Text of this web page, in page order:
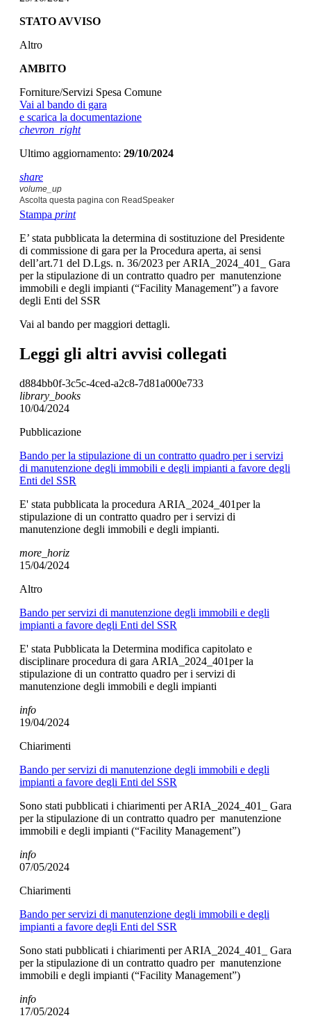
STATO AVVISO
Altro
AMBITO
Forniture/Servizi Spesa Comune
Vai al bando di gara
e scarica la documentazione
chevron_right
Ultimo aggiornamento: 29/10/2024
share
volume_up
Ascolta questa pagina con ReadSpeaker
Stampa print
E’ stata pubblicata la determina di sostituzione del Presidente
di commissione di gara per la Procedura aperta, ai sensi
dell’art.71 del D.Lgs. n. 36/2023 per ARIA_2024_401_ Gara
per la stipulazione di un contratto quadro per manutenzione
immobili e degli impianti (“Facility Management”) a favore
degli Enti del SSR
Vai al bando per maggiori dettagli.
Leggi gli altri avvisi collegati
d884bb0f-3c5c-4ced-a2c8-7d81a000e733
library_books
10/04/2024
Pubblicazione
Bando per la stipulazione di un contratto quadro per i servizi
di manutenzione degli immobili e degli impianti a favore degli
Enti del SSR
E' stata pubblicata la procedura ARIA_2024_401per la
stipulazione di un contratto quadro per i servizi di
manutenzione degli immobili e degli impianti.
more_horiz
15/04/2024
Altro
Bando per servizi di manutenzione degli immobili e degli
impianti a favore degli Enti del SSR
E' stata Pubblicata la Determina modifica capitolato e
disciplinare procedura di gara ARIA_2024_401per la
stipulazione di un contratto quadro per i servizi di
manutenzione degli immobili e degli impianti
info
19/04/2024
Chiarimenti
Bando per servizi di manutenzione degli immobili e degli
impianti a favore degli Enti del SSR
Sono stati pubblicati i chiarimenti per ARIA_2024_401_ Gara
per la stipulazione di un contratto quadro per manutenzione
immobili e degli impianti (“Facility Management”)
info
07/05/2024
Chiarimenti
Bando per servizi di manutenzione degli immobili e degli
impianti a favore degli Enti del SSR
Sono stati pubblicati i chiarimenti per ARIA_2024_401_ Gara
per la stipulazione di un contratto quadro per manutenzione
immobili e degli impianti (“Facility Management”)
info
17/05/2024